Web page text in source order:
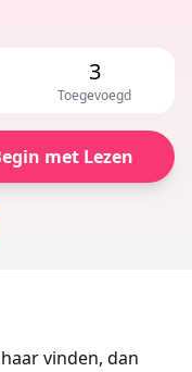
3
Toegevoegd
met Lezen
vinden, dan